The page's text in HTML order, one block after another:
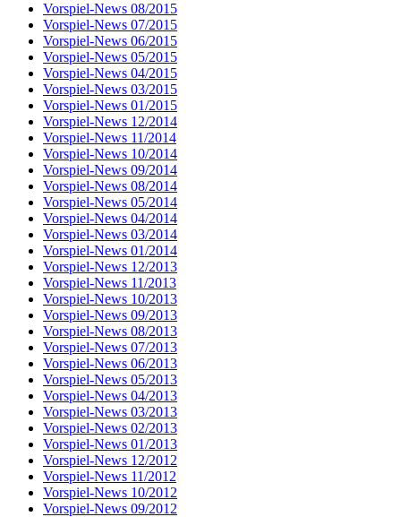
Vorspiel-News 08/2015
Vorspiel-News 07/2015
Vorspiel-News 06/2015
Vorspiel-News 05/2015
Vorspiel-News 04/2015
Vorspiel-News 03/2015
Vorspiel-News 01/2015
Vorspiel-News 12/2014
Vorspiel-News 11/2014
Vorspiel-News 10/2014
Vorspiel-News 09/2014
Vorspiel-News 08/2014
Vorspiel-News 05/2014
Vorspiel-News 04/2014
Vorspiel-News 03/2014
Vorspiel-News 01/2014
Vorspiel-News 12/2013
Vorspiel-News 11/2013
Vorspiel-News 10/2013
Vorspiel-News 09/2013
Vorspiel-News 08/2013
Vorspiel-News 07/2013
Vorspiel-News 06/2013
Vorspiel-News 05/2013
Vorspiel-News 04/2013
Vorspiel-News 03/2013
Vorspiel-News 02/2013
Vorspiel-News 01/2013
Vorspiel-News 12/2012
Vorspiel-News 11/2012
Vorspiel-News 10/2012
Vorspiel-News 09/2012